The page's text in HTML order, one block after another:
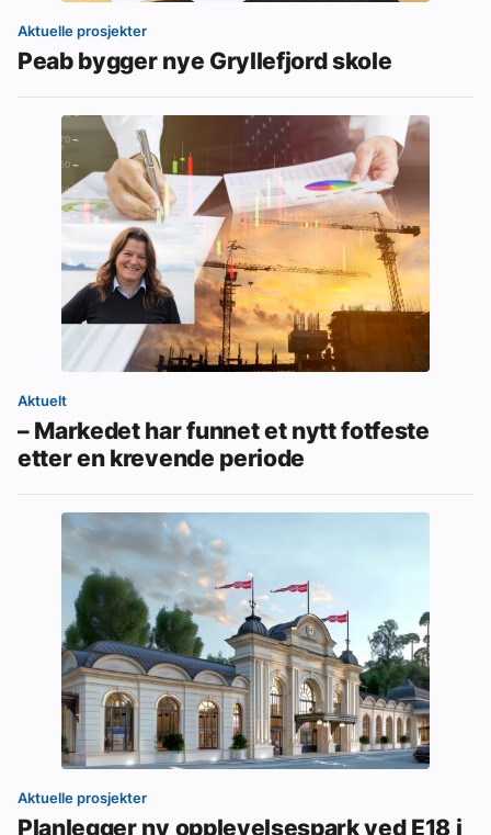
Aktuelle prosjekter
Peab bygger nye Gryllefjord skole
Aktuelt
– Markedet har funnet et nytt fotfeste
etter en krevende periode
Aktuelle prosjekter
Planlegger ny opplevelsespark ved E18 i